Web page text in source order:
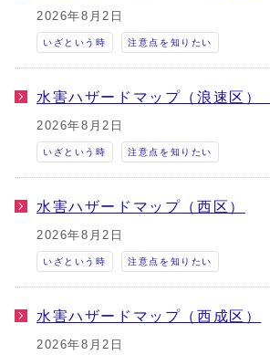
2026年8月2日
いざという時 注意点を知りたい
水害ハザードマップ（浪速区）
2026年8月2日
いざという時 注意点を知りたい
水害ハザードマップ（西区）
2026年8月2日
いざという時 注意点を知りたい
水害ハザードマップ（西成区）
2026年8月2日